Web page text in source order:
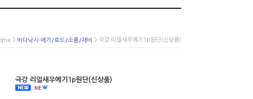
> 바다낚시-에기/로드/소품/채비 > 극강 리얼새우에기1p원단(신상품)
극강 리얼새우에기1p원단(신상품)